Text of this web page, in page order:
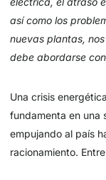
así como los
nuevas plantas,
debe abordarse
Una crisis
fundamenta en una
empujando al país
racionamiento.